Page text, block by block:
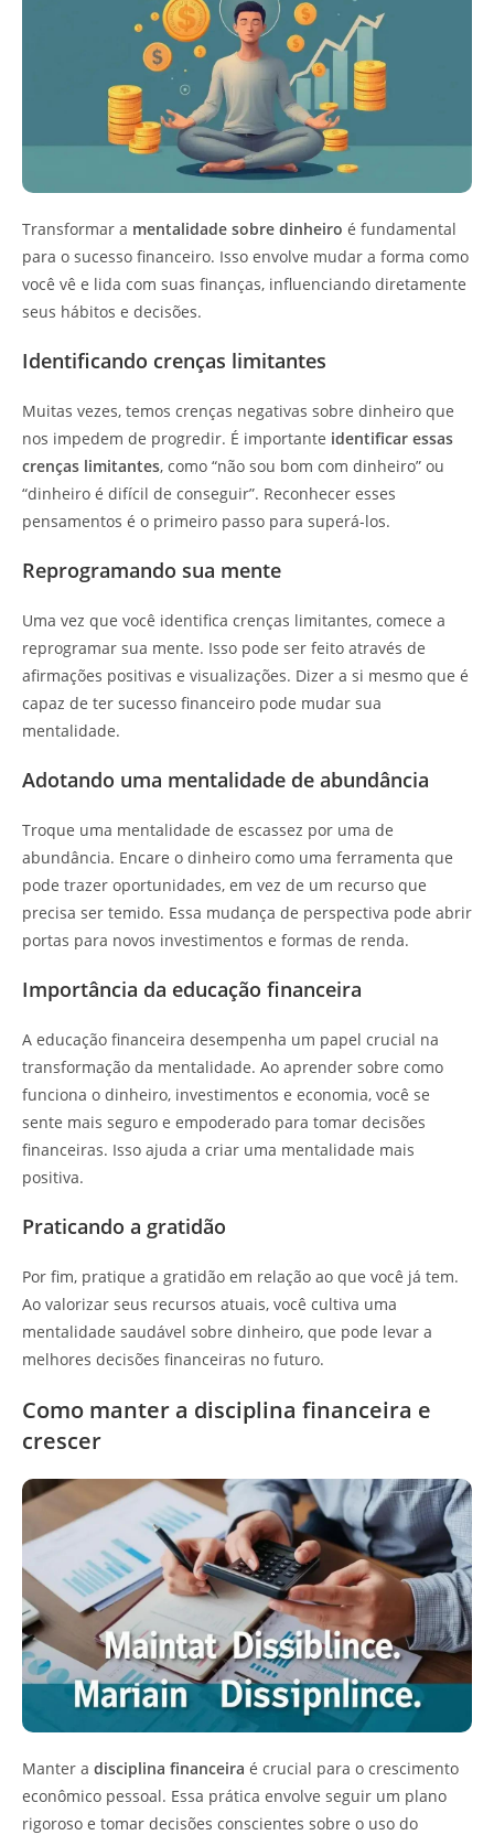
Transformar a mentalidade sobre dinheiro é fundamental
para o sucesso financeiro. Isso envolve mudar a forma como
você vê e lida com suas finanças, influenciando diretamente
seus hábitos e decisões.
Identificando crenças limitantes
Muitas vezes, temos crenças negativas sobre dinheiro que
nos impedem de progredir. É importante identificar essas
crenças limitantes, como “não sou bom com dinheiro” ou
“dinheiro é difícil de conseguir”. Reconhecer esses
pensamentos é o primeiro passo para superá-los.
Reprogramando sua mente
Uma vez que você identifica crenças limitantes, comece a
reprogramar sua mente. Isso pode ser feito através de
afirmações positivas e visualizações. Dizer a si mesmo que é
capaz de ter sucesso financeiro pode mudar sua
mentalidade.
Adotando uma mentalidade de abundância
Troque uma mentalidade de escassez por uma de
abundância. Encare o dinheiro como uma ferramenta que
pode trazer oportunidades, em vez de um recurso que
precisa ser temido. Essa mudança de perspectiva pode abrir
portas para novos investimentos e formas de renda.
Importância da educação financeira
A educação financeira desempenha um papel crucial na
transformação da mentalidade. Ao aprender sobre como
funciona o dinheiro, investimentos e economia, você se
sente mais seguro e empoderado para tomar decisões
financeiras. Isso ajuda a criar uma mentalidade mais
positiva.
Praticando a gratidão
Por fim, pratique a gratidão em relação ao que você já tem.
Ao valorizar seus recursos atuais, você cultiva uma
mentalidade saudável sobre dinheiro, que pode levar a
melhores decisões financeiras no futuro.
Como manter a disciplina financeira e
crescer
Manter a disciplina financeira é crucial para o crescimento
econômico pessoal. Essa prática envolve seguir um plano
rigoroso e tomar decisões conscientes sobre o uso do